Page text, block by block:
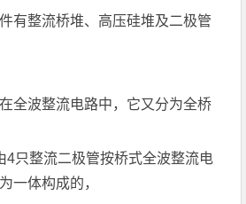
有整流桥堆、高压硅堆及二极管
全波整流电路中，它又分为全桥
4只整流二极管按桥式全波整流电
一体构成的，